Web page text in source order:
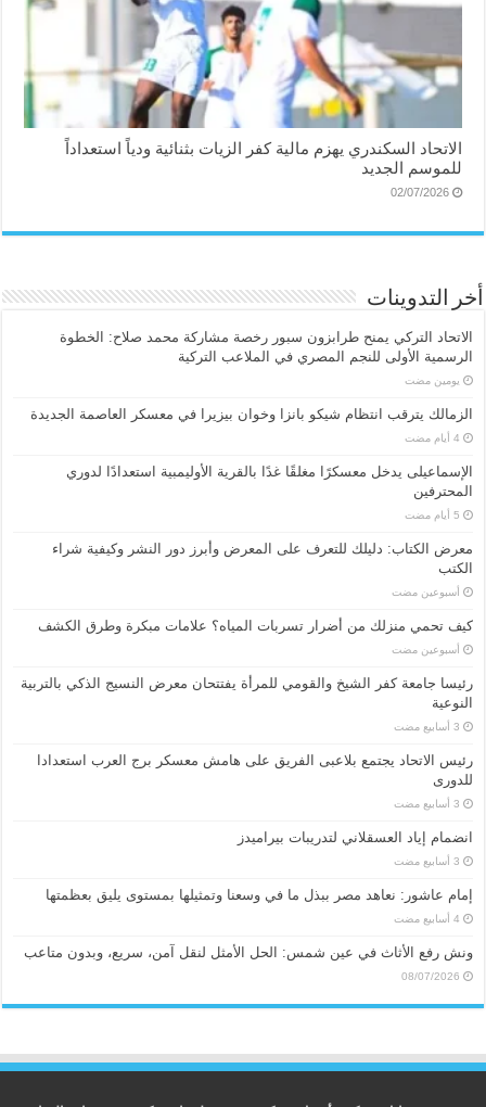
الاتحاد السكندري يهزم مالية كفر الزيات بثنائية ودياً استعداداً
للموسم الجديد
02/07/2026
أخر التدوينات
الاتحاد التركي يمنح طرابزون سبور رخصة مشاركة محمد صلاح: الخطوة
الرسمية الأولى للنجم المصري في الملاعب التركية
‏يومين مضت
الزمالك يترقب انتظام شيكو بانزا وخوان بيزيرا في معسكر العاصمة الجديدة
الإسماعیلی یدخل معسكرًا مغلقًا غدًا بالقرية الأوليمبية استعدادًا لدوري
المحترفين
معرض الكتاب: دليلك للتعرف على المعرض وأبرز دور النشر وكيفية شراء
الكتب
‏أسبوعين مضت
كيف تحمي منزلك من أضرار تسربات المياه؟ علامات مبكرة وطرق الكشف
‏أسبوعين مضت
رئيسا جامعة كفر الشيخ والقومي للمرأة يفتتحان معرض النسيج الذكي بالتربية
النوعية
رئيس الاتحاد يجتمع بلاعبى الفريق على هامش معسكر برج العرب استعدادا
للدورى
انضمام إياد العسقلاني لتدريبات بيراميدز
إمام عاشور: نعاهد مصر ببذل ما في وسعنا وتمثيلها بمستوى يليق بعظمتها
ونش رفع الأثاث في عين شمس: الحل الأمثل لنقل آمن، سريع، وبدون متاعب
08/07/2026